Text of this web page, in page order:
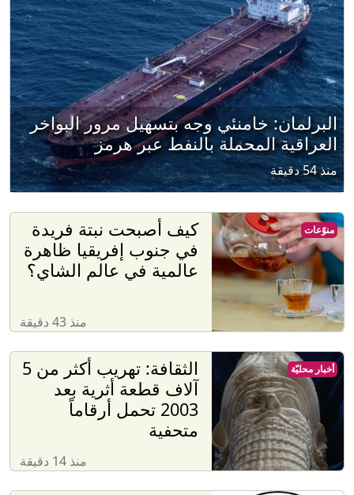
البرلمان: خامنئي وجه بتسهيل مرور البواخر
العراقية المحملة بالنفط عبر هرمز
منذ 54 دقيقة
كيف أصبحت نبتة فريدة
في جنوب إفريقيا ظاهرة
عالمية في عالم الشاي؟
منذ 43 دقيقة
منوّعات
الثقافة: تهريب أكثر من 5
آلاف قطعة أثرية بعد
2003 تحمل أرقاماً
متحفية
منذ 14 دقيقة
أخبار محليّة